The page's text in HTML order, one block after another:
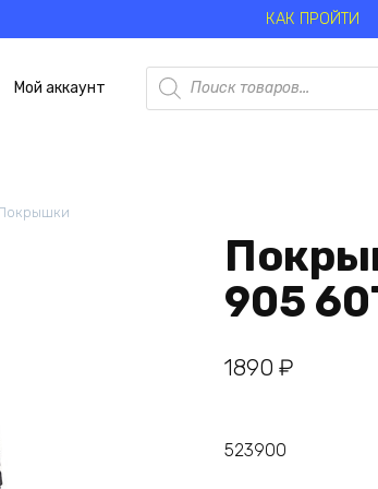
КАК ПРОЙТИ
Мой аккаунт
Поиск
товаров
905
1890 ₽
523900